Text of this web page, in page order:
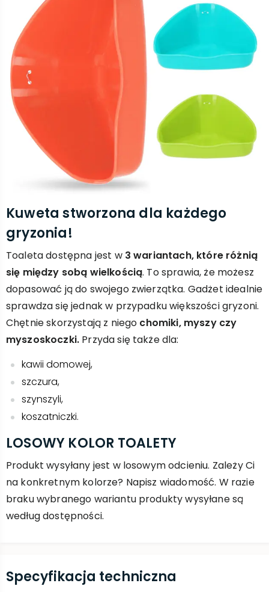
Kuweta stworzona dla każdego
gryzonia!
Toaleta dostępna jest w 3 wariantach, które różnią
się między sobą wielkością. To sprawia, że możesz
dopasować ją do swojego zwierzątka. Gadżet idealnie
sprawdza się jednak w przypadku większości gryzoni.
Chętnie skorzystają z niego chomiki, myszy czy
myszoskoczki. Przyda się także dla:
kawii domowej,
szczura,
szynszyli,
koszatniczki.
LOSOWY KOLOR TOALETY
Produkt wysyłany jest w losowym odcieniu. Zależy Ci
na konkretnym kolorze? Napisz wiadomość. W razie
braku wybranego wariantu produkty wysyłane są
według dostępności.
Specyfikacja techniczna